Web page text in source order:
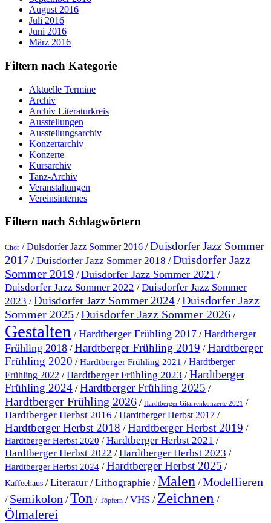
August 2016
Juli 2016
Juni 2016
März 2016
Filtern nach Kategorie
Aktuelle Termine
Archiv
Archiv Literaturkreis
Ausstellungen
Ausstellungsarchiv
Konzertarchiv
Konzerte
Kursarchiv
Tanz-Archiv
Veranstaltungen
Vereinsinternes
Filtern nach Schlagwörtern
Chor /Duisdorfer Jazz Sommer 2016 /Duisdorfer Jazz Sommer
2017 /Duisdorfer Jazz Sommer 2018 /Duisdorfer Jazz
Sommer 2019 /Duisdorfer Jazz Sommer 2021 /
Duisdorfer Jazz Sommer 2022 /Duisdorfer Jazz Sommer
2023 /Duisdorfer Jazz Sommer 2024 /Duisdorfer Jazz
Sommer 2025 /Duisdorfer Jazz Sommer 2026 /
Gestalten /Hardtberger Frühling 2017 /Hardtberger
Frühling 2018 /Hardtberger Frühling 2019 /Hardtberger
Frühling 2020 /Hardtberger Frühling 2021 /Hardtberger
Frühling 2022 /Hardtberger Frühling 2023 /Hardtberger
Frühling 2024 /Hardtberger Frühling 2025 /
Hardtberger Frühling 2026 / Hardtberger Gitarrenkonzerte 2021 /
Hardtberger Herbst 2016 /Hardtberger Herbst 2017 /
Hardtberger Herbst 2018 /Hardtberger Herbst 2019 /
Hardtberger Herbst 2020 /Hardtberger Herbst 2021 /
Hardtberger Herbst 2022 /Hardtberger Herbst 2023 /
Hardtberger Herbst 2024 /Hardtberger Herbst 2025 /
Kaffeehaus /Literatur /Lithographie /Malen /Modellieren
/ Semikolon /Ton / Töpfern /VHS / Zeichnen /
Ölmalerei